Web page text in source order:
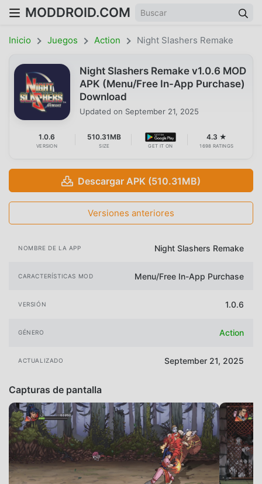
MODDROID.COM
Inicio Juegos Action Night Slashers Remake
Night Slashers Remake v1.0.6 MOD
APK (Menu/Free In-App Purchase)
Download
Updated on September 21, 2025
1.0.6
VERSION
510.31MB
SIZE GET IT ON
4.3 ★
1698 RATINGS
Descargar APK (510.31MB)
Versiones anteriores
NOMBRE DE LA APP Night Slashers Remake
CARACTERÍSTICAS MOD Menu/Free In-App Purchase
VERSIÓN 1.0.6
GÉNERO Action
ACTUALIZADO September 21, 2025
Capturas de pantalla